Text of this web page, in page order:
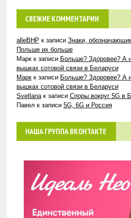
СВЕЖИЕ КОММЕНТАРИИ
alleBHP к записи Знаки,
Польше их больше
Маркк записи Больше? Здоровее? А
вышках сотовой связи в Беларуси
Маркк записи Больше? Здоровее? А
вышках сотовой связи в Беларуси
Svetlanaк записи Споры вокруг 5G в
Павел к записи 5G, 6G и Россия
НАША ГРУППА ВКОНТАКТЕ